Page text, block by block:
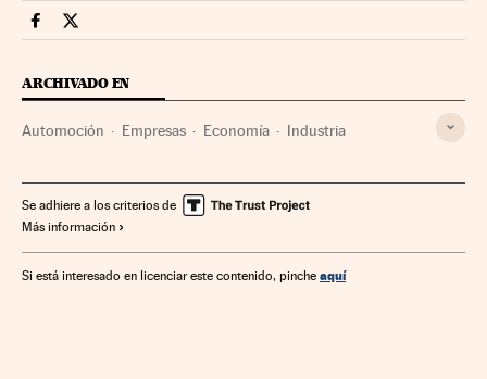
Companias Cinco Días en Facebook
Companias Cinco Días en Twitter
ARCHIVADO EN
Automoción Empresas Economía Industria
Se adhiere a los criterios de
Más información
Si está interesado en licenciar este contenido, pinche aquí